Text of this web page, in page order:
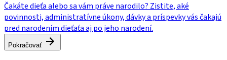
Čakáte dieťa alebo sa vám práve narodilo? Zistite, aké
povinnosti, administratívne úkony, dávky a príspevky vás čakajú
pred narodením dieťaťa aj po jeho narodení.
Pokračovať